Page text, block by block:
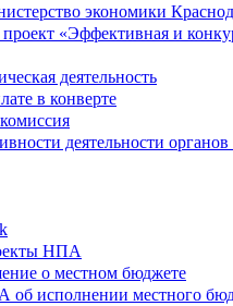
экономики
«Эффективная и
деятельность
в конверте
деятельности
НПА
о местном бюджете
об исполнении местного